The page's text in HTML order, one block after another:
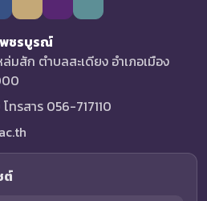
พชรบูรณ์
มสัก ตำบลสะเดียง อำเภอเมือง
รสาร 056-717110
ต์